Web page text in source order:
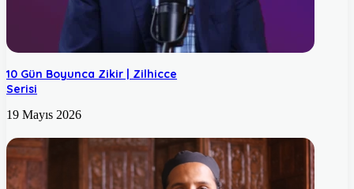
10 Gün Boyunca Zikir | Zilhicce
Serisi
19 Mayıs 2026